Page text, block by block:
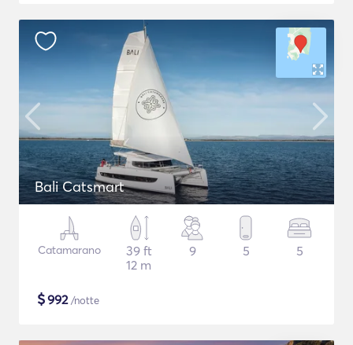
Bali Catsmart
Catamarano
39 ft
12 m
9 5 5
$992/notte